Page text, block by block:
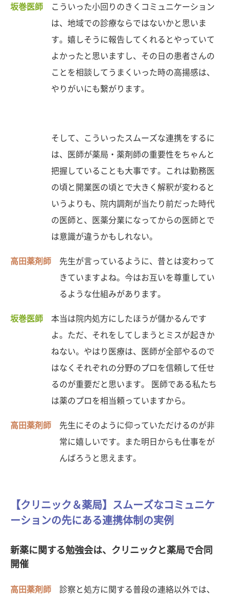
坂巻医師
こういった小回りのきくコミュニケーション
は、地域での診療ならではないかと思いま
す。嬉しそうに報告してくれるとやっていて
よかったと思いますし、その日の患者さんの
ことを相談してうまくいった時の高揚感は、
やりがいにも繋がります。
そして、こういったスムーズな連携をするに
は、医師が薬局・薬剤師の重要性をちゃんと
把握していることも大事です。これは勤務医
の頃と開業医の頃とで大きく解釈が変わると
いうよりも、院内調剤が当たり前だった時代
の医師と、医薬分業になってからの医師とで
は意識が違うかもしれない。
高田薬剤師
先生が言っているように、昔とは変わって
きていますよね。今はお互いを尊重してい
るような仕組みがあります。
坂巻医師
本当は院内処方にしたほうが儲かるんです
よ。ただ、それをしてしまうとミスが起きか
ねない。やはり医療は、医師が全部やるので
はなくそれぞれの分野のプロを信頼して任せ
るのが重要だと思います。 医師である私たち
は薬のプロを相当頼っていますから。
高田薬剤師
先生にそのように仰っていただけるのが非
常に嬉しいです。また明日からも仕事をが
んばろうと思えます。
【クリニック＆薬局】スムーズなコミュニケ
ーションの先にある連携体制の実例
新薬に関する勉強会は、クリニックと薬局で合同
開催
高田薬剤師
診察と処方に関する普段の連絡以外では、